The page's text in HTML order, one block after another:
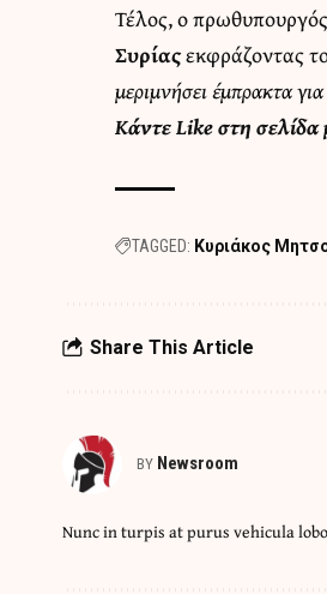
Τέλος, ο
Συρίαςεκφράζοντας
μεριμνήσει έμπρακτα
ΚάντεLike στη
TAGGED: Κυριάκος
Share This Article
BY Newsroom
Nunc in turpis at purus vehicula